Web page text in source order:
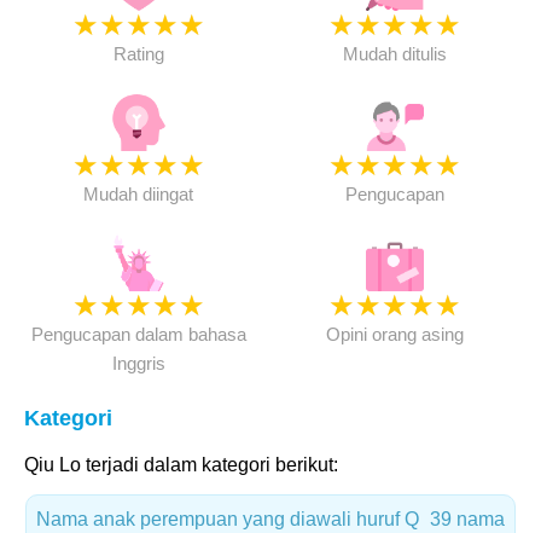
★★★★★
Rating
★★★★★
Mudah ditulis
★★★★★
Mudah diingat
★★★★★
Pengucapan
★★★★★
Pengucapan dalam bahasa
Inggris
★★★★★
Opini orang asing
Kategori
Qiu Lo terjadi dalam kategori berikut:
Nama anak perempuan yang diawali huruf Q 39 nama